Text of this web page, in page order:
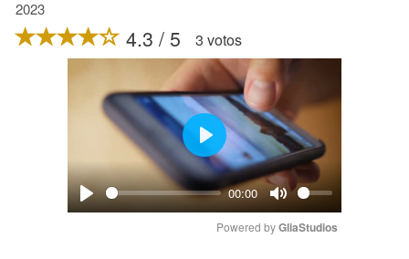
2023
4.3 / 5 3 votos
Play
00:00
Mute
Play
Powered by GliaStudios